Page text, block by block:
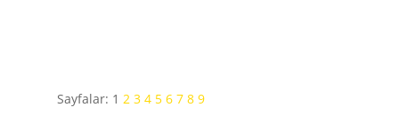
Sayfalar: 1 2 3 4 5 6 7 8 9